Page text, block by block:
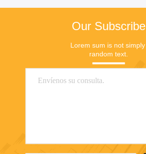
Our Subscribe
Lorem sum is not simply
random text.